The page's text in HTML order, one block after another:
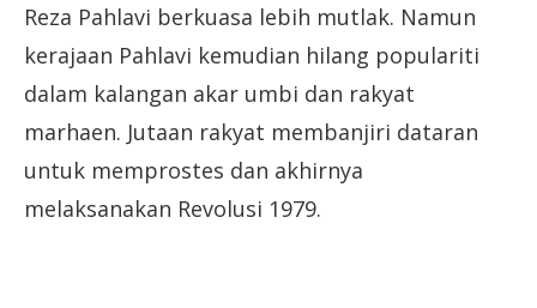
Reza Pahlavi berkuasa lebih mutlak. Namun
kerajaan Pahlavi kemudian hilang populariti
dalam kalangan akar umbi dan rakyat
marhaen. Jutaan rakyat membanjiri dataran
untuk memprostes dan akhirnya
melaksanakan Revolusi 1979.